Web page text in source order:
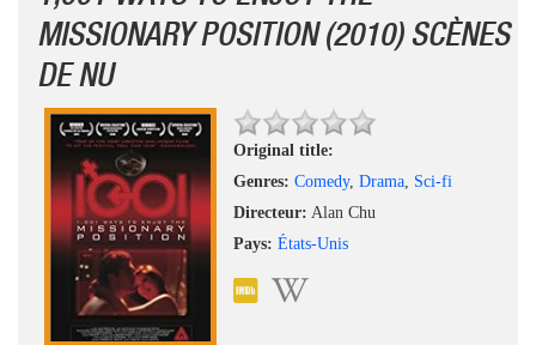
MISSIONARY POSITION (2010) SCÈNES
DE NU
Original title:
Genres: Comedy, Drama, Sci-fi
Directeur: Alan Chu
Pays: États-Unis